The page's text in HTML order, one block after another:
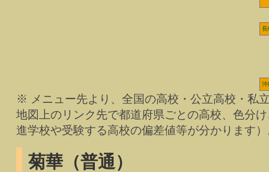
長
沖
※ メニュー先より、全国の高校・公立高校・私
地図上のリンク先で都道府県ごとの高校、色分
進学校や受験する高校の偏差値等が分かります
菊華（普通）